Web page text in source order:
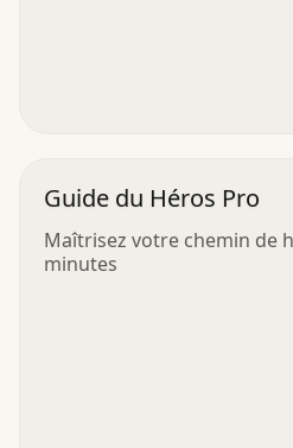
Guide du Héros Pro
Maîtrisez votre chemin de
minutes